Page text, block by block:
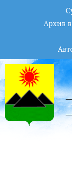
Архив